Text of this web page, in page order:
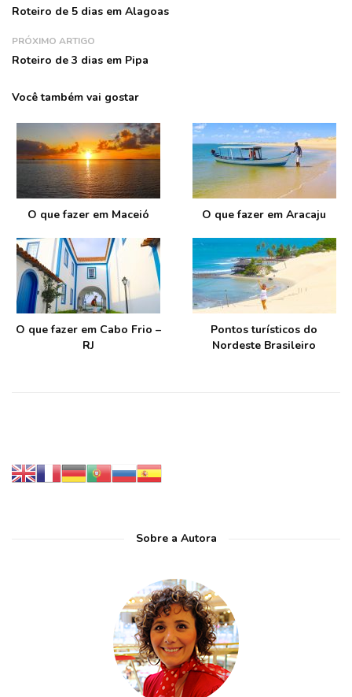
Roteiro de 5 dias em Alagoas
PRÓXIMO ARTIGO
Roteiro de 3 dias em Pipa
Você também vai gostar
O que fazer em Maceió O que fazer em Aracaju
O que fazer em Cabo Frio –
RJ
Pontos turísticos do
Nordeste Brasileiro
Sobre a Autora